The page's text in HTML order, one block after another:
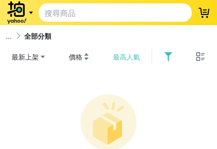
登
全部分類
最新上架 價格 最高人氣